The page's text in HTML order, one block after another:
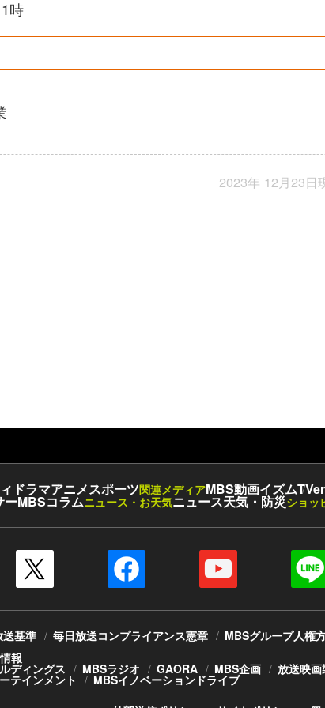
時
2023年 12月23日
ドラマアニメスポーツ関連メディアMBS動画イズムTVer
ーMBSコラムニュース・お天気ニュース天気・防災ショッ
基準 毎日放送コンプライアンス憲章 MBSグループ人権
報
ディングス MBSラジオ GAORA MBS企画 放送映画
テインメント
MBSイノベーションドライブ